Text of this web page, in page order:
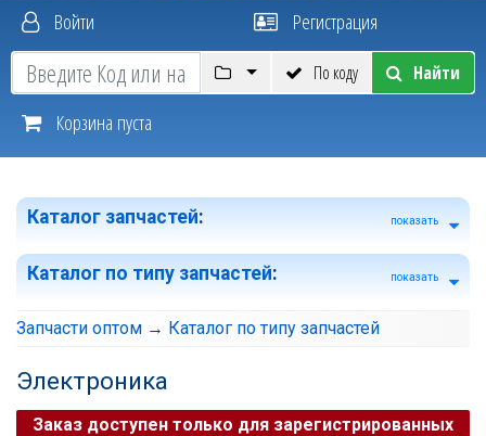
Войти Регистрация
По коду Найти
Корзина пуста
Каталог запчастей: показать
Каталог по типу запчастей: показать
Запчасти оптом → Каталог по типу запчастей
Электроника
Заказ доступен только для зарегистрированных